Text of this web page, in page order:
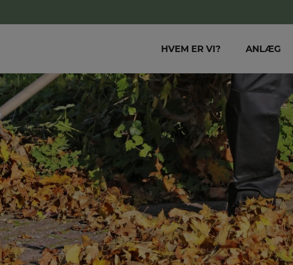
HVEM ER VI? ANLÆG